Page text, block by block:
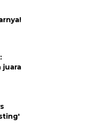
juara